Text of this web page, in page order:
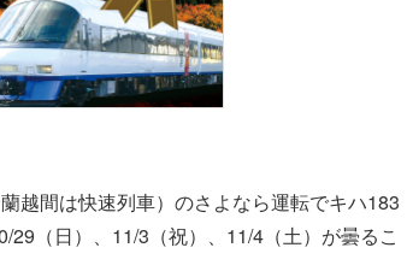
越間は快速列車）のさよなら運転でキハ183
（日）、11/3（祝）、11/4（土）が曇るこ